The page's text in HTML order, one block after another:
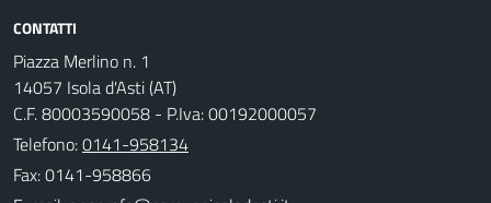
CONTATTI
Piazza Merlino n. 1
14057 Isola d'Asti (AT)
C.F. 80003590058 - P.Iva: 00192000057
Telefono:0141-958134
Fax: 0141-958866